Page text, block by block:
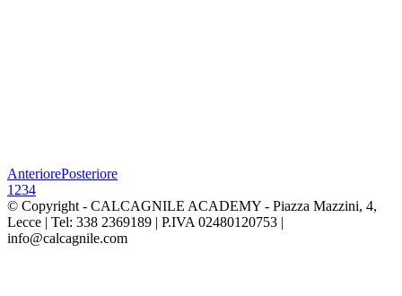
AnteriorePosteriore
1 234
© Copyright - CALCAGNILE ACADEMY - Piazza Mazzini, 4,
Lecce | Tel: 338 2369189 | P.IVA 02480120753 |
info@calcagnile.com